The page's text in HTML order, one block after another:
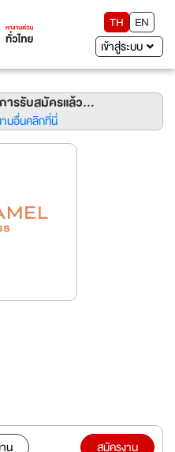
TH
EN
เข้าสู่ระบบ
ารรับสมัครแล้ว...
านอื่นคลิกที่นี่
น
สมัครงาน